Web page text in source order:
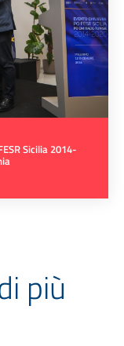
Sicilia 2014-
più